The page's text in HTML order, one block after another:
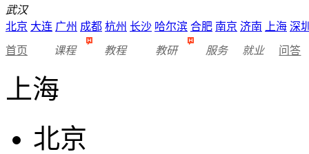
武汉
北京 大连 广州 成都 杭州 长沙 哈尔滨 合肥 南京 济南 上海 深
首页 课程 教程 教研 服务 就业 问答
上海
北京